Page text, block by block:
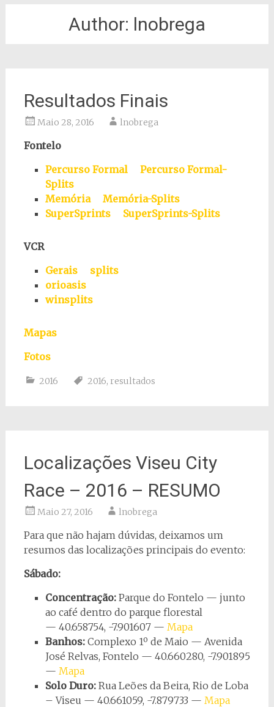
Author: lnobrega
Resultados Finais
Maio 28, 2016 lnobrega
Fontelo
Percurso Formal
Percurso Formal-
Splits
Memória
Memória-Splits
SuperSprints
SuperSprints-Splits
VCR
Gerais
splits
orioasis
winsplits
Mapas
Fotos
2016 2016, resultados
Localizações Viseu City
Race – 2016 – RESUMO
Maio 27, 2016 lnobrega
Para que não hajam dúvidas, deixamos um
resumos das localizações principais do evento:
Sábado:
Concentração:Parque do Fontelo — junto
ao café dentro do parque florestal
— 40.658754, -7.901607 — Mapa
Banhos:Complexo 1º de Maio — Avenida
José Relvas, Fontelo — 40.660280, -7.901895
— Mapa
Solo Duro: Rua Leões da Beira, Rio de Loba
– Viseu — 40.661059, -7.879733 — Mapa